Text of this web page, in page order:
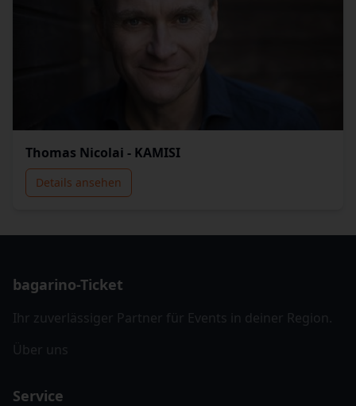
Thomas Nicolai - KAMISI
Details ansehen
bagarino-Ticket
Ihr zuverlässiger Partner für Events in deiner Region.
Über uns
Service